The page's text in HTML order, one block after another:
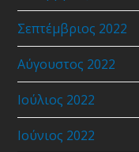
Σεπτέμβριος 2022
Αύγουστος 2022
Ιούλιος 2022
Ιούνιος 2022